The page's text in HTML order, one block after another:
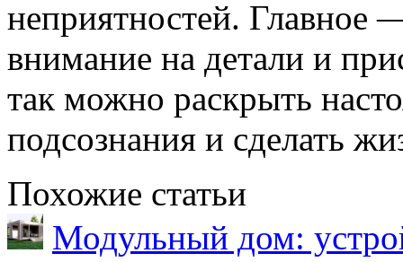
неприятностей. Главное
внимание на детали и
так можно раскрыть
подсознания и сделать
Похожие статьи
Модульный дом: